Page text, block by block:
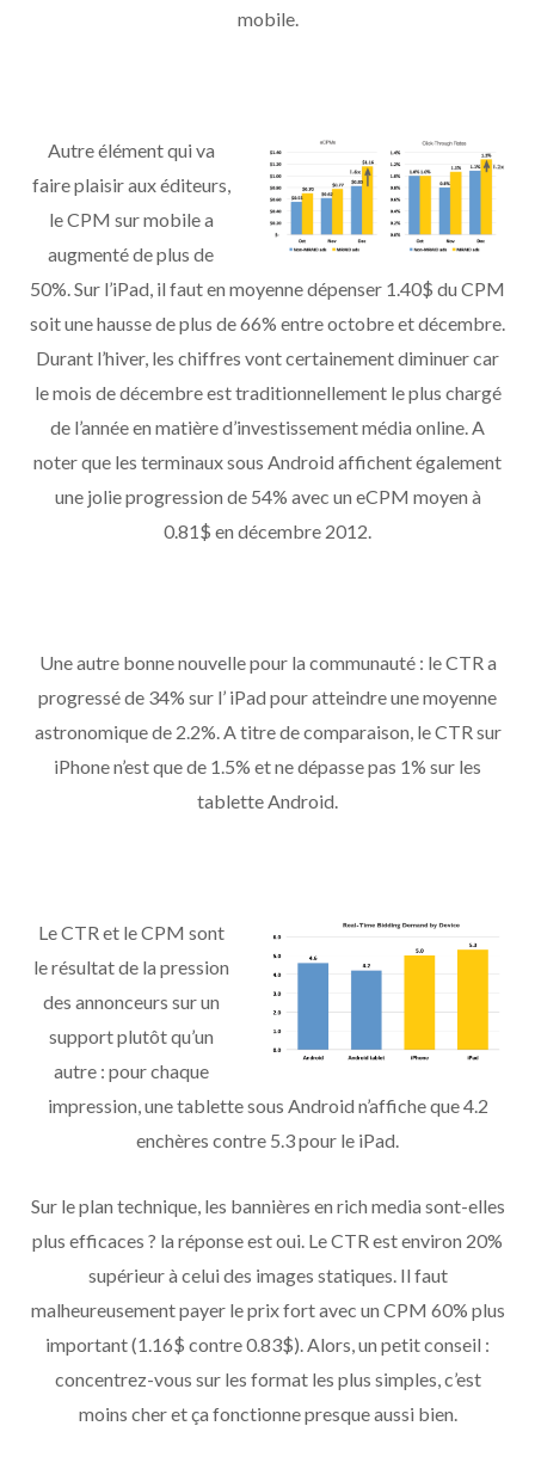
mobile.
Autre élément qui va
faire plaisir aux éditeurs,
le CPM sur mobile a
augmenté de plus de
50%. Sur l’iPad, il faut en moyenne dépenser 1.40$ du CPM
soit une hausse de plus de 66% entre octobre et décembre.
Durant l’hiver, les chiffres vont certainement diminuer car
le mois de décembre est traditionnellement le plus chargé
de l’année en matière d’investissement média online. A
noter que les terminaux sous Android affichent également
une jolie progression de 54% avec un eCPM moyen à
0.81$ en décembre 2012.
Une autre bonne nouvelle pour la communauté : le CTR a
progressé de 34% sur l’ iPad pour atteindre une moyenne
astronomique de 2.2%. A titre de comparaison, le CTR sur
iPhone n’est que de 1.5% et ne dépasse pas 1% sur les
tablette Android.
Le CTR et le CPM sont
le résultat de la pression
des annonceurs sur un
support plutôt qu’un
autre : pour chaque
impression, une tablette sous Android n’affiche que 4.2
enchères contre 5.3 pour le iPad.
Sur le plan technique, les bannières en rich media sont-elles
plus efficaces ? la réponse est oui. Le CTR est environ 20%
supérieur à celui des images statiques. Il faut
malheureusement payer le prix fort avec un CPM 60% plus
important (1.16$ contre 0.83$). Alors, un petit conseil :
concentrez-vous sur les format les plus simples, c’est
moins cher et ça fonctionne presque aussi bien.